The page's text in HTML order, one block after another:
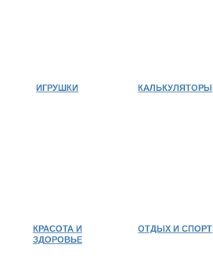
ИГРУШКИ КАЛЬКУЛЯТОРЫ
КРАСОТА И
ЗДОРОВЬЕ
ОТДЫХ И СПОРТ